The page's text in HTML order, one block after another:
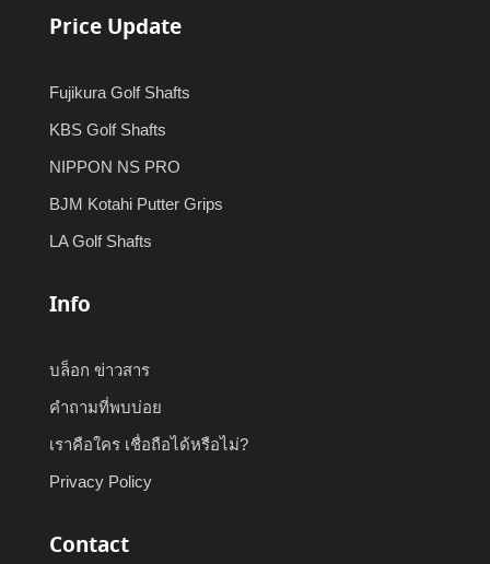
Price Update
Fujikura Golf Shafts
KBS Golf Shafts
NIPPON NS PRO
BJM Kotahi Putter Grips
LA Golf Shafts
Info
บล็อก ข่าวสาร
คำถามที่พบบ่อย
เราคือใคร เชื่อถือได้หรือไม่?
Privacy Policy
Contact